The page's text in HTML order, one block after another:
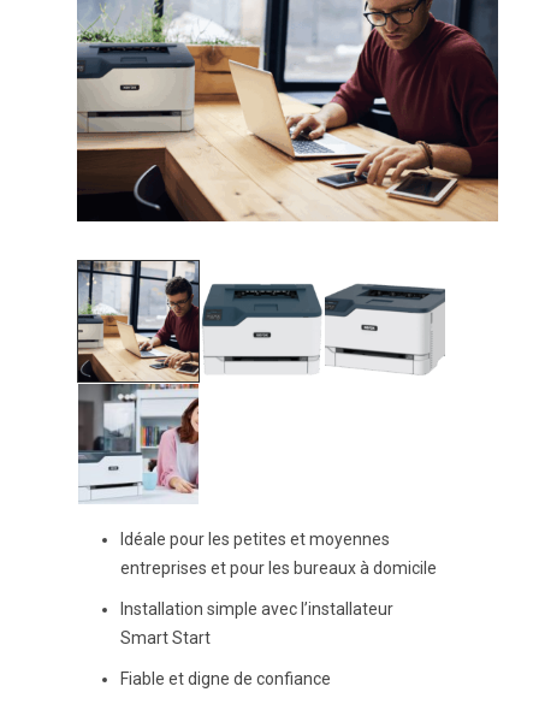
Idéale pour les petites et moyennes
entreprises et pour les bureaux à domicile
Installation simple avec l’installateur
Smart Start
Fiable et digne de confiance